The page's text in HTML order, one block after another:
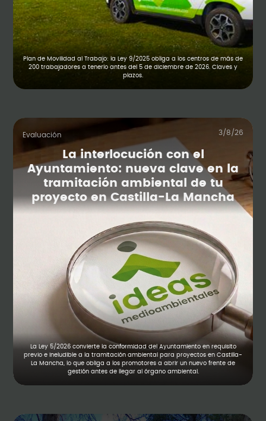
Plan de Movilidad al Trabajo: la Ley 9/2025 obliga a los centros de más de
200 trabajadores a tenerlo antes del 5 de diciembre de 2026. Claves y
plazos.
Evaluación 3/8/26
La interlocución con el
Ayuntamiento: nueva clave en la
tramitación ambiental de tu
proyecto en Castilla-La Mancha
La Ley 5/2026 convierte la conformidad del Ayuntamiento en requisito
previo e ineludible a la tramitación ambiental para proyectos en Castilla-
La Mancha, lo que obliga a los promotores a abrir un nuevo frente de
gestión antes de llegar al órgano ambiental.